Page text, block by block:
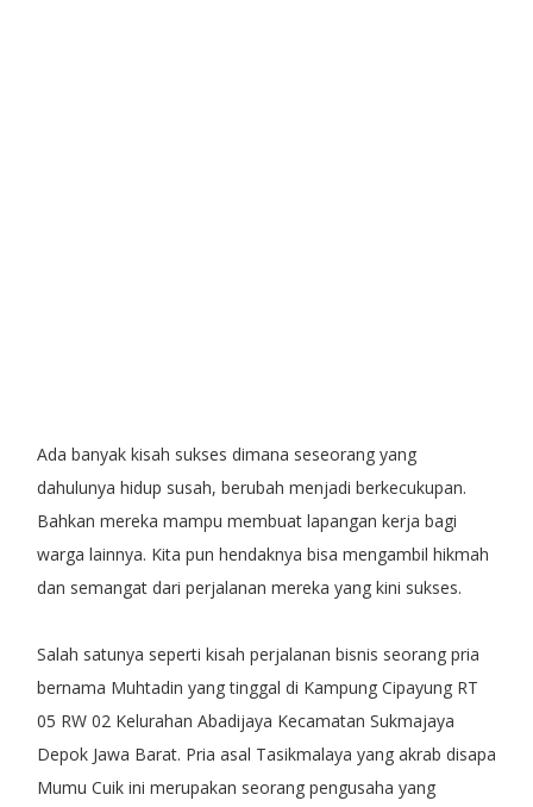
Ada banyak kisah sukses dimana seseorang yang
dahulunya hidup susah, berubah menjadi berkecukupan.
Bahkan mereka mampu membuat lapangan kerja bagi
warga lainnya. Kita pun hendaknya bisa mengambil hikmah
dan semangat dari perjalanan mereka yang kini sukses.
Salah satunya seperti kisah perjalanan bisnis seorang pria
bernama Muhtadin yang tinggal di Kampung Cipayung RT
05 RW 02 Kelurahan Abadijaya Kecamatan Sukmajaya
Depok Jawa Barat. Pria asal Tasikmalaya yang akrab disapa
Mumu Cuik ini merupakan seorang pengusaha yang